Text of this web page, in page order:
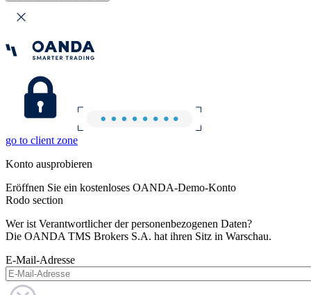
go to client zone
Konto ausprobieren
Eröffnen Sie ein kostenloses OANDA-Demo-Konto
Rodo section
Wer ist Verantwortlicher der personenbezogenen Daten?
Die OANDA TMS Brokers S.A. hat ihren Sitz in Warschau.
E-Mail-Adresse